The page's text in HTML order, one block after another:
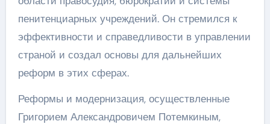
пенитенциарных учреждений. Он стремился к
эффективности и справедливости в управлении
страной и создал основы для дальнейших
реформ в этих сферах.
Реформы и модернизация, осуществленные
Григорием Александровичем Потемкиным,